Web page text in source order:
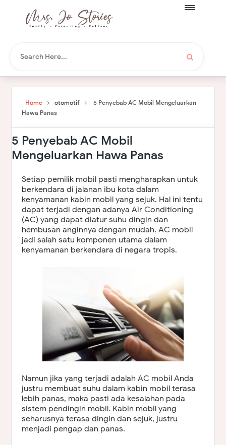
Home otomotif
5 Penyebab AC Mobil Mengeluarkan
Hawa Panas
5 Penyebab AC Mobil
Mengeluarkan Hawa Panas
Setiap pemilik mobil pasti mengharapkan untuk
berkendara di jalanan ibu kota dalam
kenyamanan kabin mobil yang sejuk. Hal ini tentu
dapat terjadi dengan adanya Air Conditioning
(AC) yang dapat diatur suhu dingin dan
hembusan anginnya dengan mudah. AC mobil
jadi salah satu komponen utama dalam
kenyamanan berkendara di negara tropis.
Namun jika yang terjadi adalah AC mobil Anda
justru membuat suhu dalam kabin mobil terasa
lebih panas, maka pasti ada kesalahan pada
sistem pendingin mobil. Kabin mobil yang
seharusnya terasa dingin dan sejuk, justru
menjadi pengap dan panas.